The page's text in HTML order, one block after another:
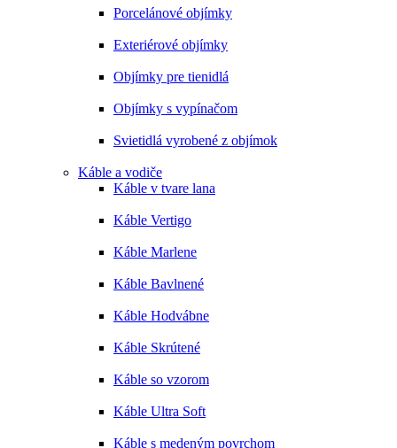
Porcelánové objímky
Exteriérové objímky
Objímky pre tienidlá
Objímky s vypínačom
Svietidlá vyrobené z objímok
Káble a vodiče
Káble v tvare lana
Káble Vertigo
Káble Marlene
Káble Bavlnené
Káble Hodvábne
Káble Skrútené
Káble so vzorom
Káble Ultra Soft
Káble s medeným povrchom